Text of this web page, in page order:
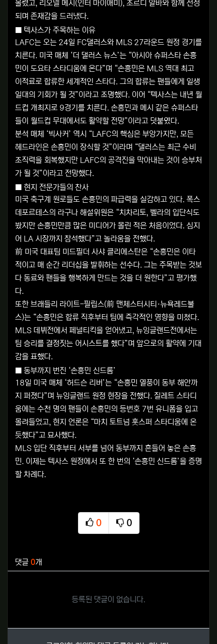
올렸고, 리오넬 메시(인터 마이애미), 조르디 알바와 함께 선정
되며 존재감을 드러냈다.
■ 텍사스가 주목하는 이유
LAFC는 오는 24일 FC댈러스와 MLS 27라운드 원정 경기를
치른다. 미국 매체 ‘더 댈러스 뉴스’는 “아시아 슈퍼스타 손흥
민이 도요타 스타디움에 온다”며 “손흥민은 MLS 역대 최고
이적료로 합류한 세계적인 스타다. 그의 합류는 팬들에게 일생
일대의 기회가 될 것”이라고 조명했다. 이어 “텍사스는 내년 월
드컵 개최지로 9경기를 치른다. 손흥민과 메시 같은 슈퍼스타
들이 월드컵 무대에서도 활약할 전망”이라고 덧붙였다.
분석 매체 ‘빅사커’ 역시 “LAFC의 핵심은 부앙가지만, 모든
헤드라인은 손흥민이 장식할 것”이라며 “댈러스는 최근 수비
조직력을 회복했지만 LAFC의 공격진을 막아내는 것이 승부처
가 될 것”이라고 전망했다.
■ 현지 전문가들의 찬사
미국 축구계 원로들도 손흥민의 파급력을 실감하고 있다. 폭스
데포르테스의 라구나 해설위원은 “치차리토, 벨라의 입단식도
봤지만 손흥민만큼 많은 미디어가 몰린 적은 처음이었다. 심지
어 LA 시장까지 참석했다”고 놀라움을 전했다.
前 미국 대표팀 미드필더 사샤 클리에스탄은 “손흥민은 이타
적이고 매 순간 리더십을 발휘하는 선수다. 그는 주목받는 것보
다 동료와 팬들을 행복하게 만드는 것을 더 원한다”고 평가했
다.
또한 브래들리 라이트-필립스(前 맨체스터시티·뉴욕레드불
스)는 “손흥민은 합류 직후부터 팀에 즉각적인 영향을 미쳤다.
MLS 데뷔전에서 페널티킥을 얻어냈고, 뉴잉글랜드전에서는
팀 승리를 결정짓는 어시스트를 했다”며 앞으로의 활약에 기대
감을 표했다.
■ 동부까지 번진 ‘손흥민 신드롬’
18일 미국 매체 ‘허드슨 리버’는 “손흥민 열풍이 동부 해안까
지 퍼졌다”며 뉴잉글랜드 원정 현장을 전했다. 질레트 스타디
움에는 수천 명의 팬들이 손흥민의 등번호 7번 유니폼을 입고
몰려들었고, 현지 언론은 “마치 토트넘 홋스퍼 스타디움에 온
듯했다”고 묘사했다.
MLS 입단 직후부터 서부를 넘어 동부까지 흔들어 놓은 손흥
민. 이제는 텍사스 원정에서 또 한 번의 ‘손흥민 신드롬’을 증명
할 차례다.
0
추천
0
비추천
댓글 0개
등록된 댓글이 없습니다.